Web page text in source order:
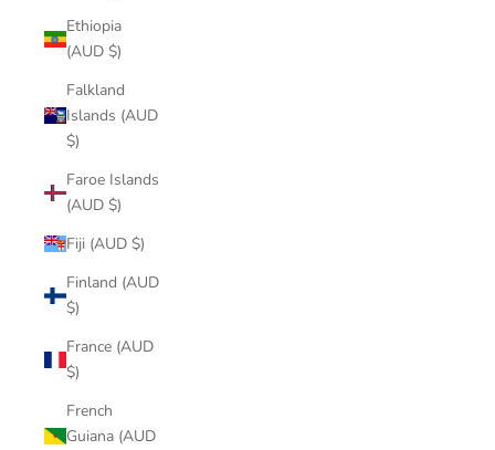
Ethiopia
(AUD $)
Falkland
Islands (AUD
$)
Faroe Islands
(AUD $)
Fiji (AUD $)
Finland (AUD
$)
France (AUD
$)
French
Guiana (AUD